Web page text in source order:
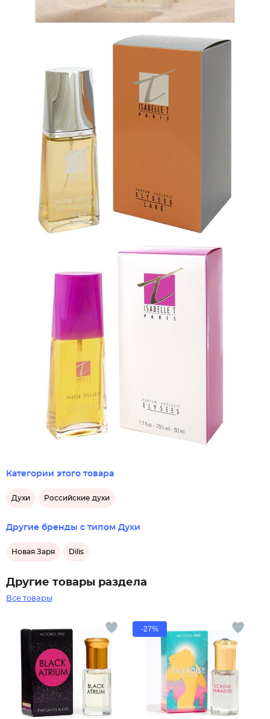
Категории этого товара
Духи Российские духи
Другие бренды с типом Духи
Новая Заря Dilis
Другие товары раздела
Все товары
-27%